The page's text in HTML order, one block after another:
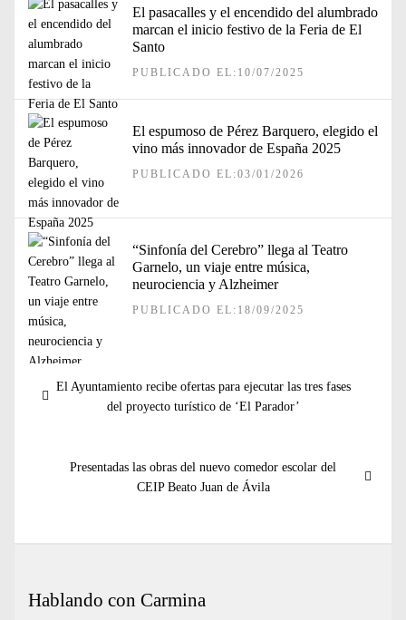
El pasacalles y el encendido del alumbrado
marcan el inicio festivo de la Feria de El
Santo
PUBLICADO EL:10/07/2025
El espumoso de Pérez Barquero, elegido el
vino más innovador de España 2025
PUBLICADO EL:03/01/2026
“Sinfonía del Cerebro” llega al Teatro
Garnelo, un viaje entre música,
neurociencia y Alzheimer
PUBLICADO EL:18/09/2025
de
Entrada
El Ayuntamiento recibe ofertas para ejecutar las tres fases
del proyecto turístico de ‘El Parador’
Entrada
Presentadas las obras del nuevo comedor escolar del
CEIP Beato Juan de Ávila
Hablando con Carmina